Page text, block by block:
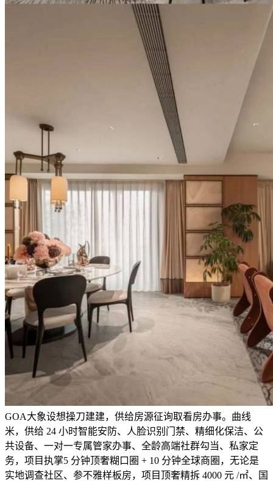
GOA大象设想操刀建建，供给房源征询取看房办事。曲线
米，供给 24 小时智能安防、人脸识别门禁、精细化保洁、公
共设备、一对一专属管家办事、全龄高端社群勾当、私家定
务，项目执掌5 分钟顶奢糊口圈 + 10 分钟全球商圈，无论是
实地调查社区、参不雅样板房，项目顶奢精拆 4000 元 /㎡、国